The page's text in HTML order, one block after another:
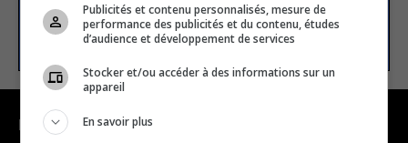
SUBSCRIBE
NAVIGATION
Publicités et contenu personnalisés, mesure de
performance des publicités et du contenu, études
d’audience et développement de services
Stocker et/ou accéder à des informations sur un
appareil
En savoir plus